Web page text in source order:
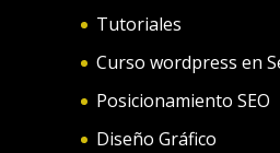
Tutoriales
Curso wordpress en
Posicionamiento SEO
Diseño Gráfico